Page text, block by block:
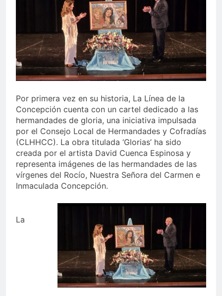
echa el cierre con éxito
rotundo
2 Semanas Atrás
La Mancomunidad y el
Banco de Alimentos del
Campo de Gibraltar renuevan
su convenio de colaboración
2 Semanas Atrás
Tráfico especial para
despedir la feria. Ojo si vas
a Santa Bárbara
2 Semanas Atrás
La feria se despide por todo
lo alto: Antonio José,
fuegos artificiales y música
hasta el amanecer
2 Semanas Atrás
Por primera vez en su historia, La Línea de la
Concepción cuenta con un cartel dedicado a las
hermandades de gloria, una iniciativa impulsada
por el Consejo Local de Hermandades y Cofradías
(CLHHCC). La obra titulada ‘Glorias’ ha sido
creada por el artista David Cuenca Espinosa y
representa imágenes de las hermandades de las
vírgenes del Rocío, Nuestra Señora del Carmen e
Inmaculada Concepción.
La